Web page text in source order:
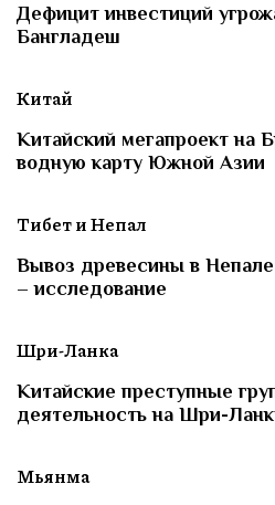
Дефицит инвестиций
Бангладеш
Китай
Китайский мегапроект на
водную карту Южной Азии
Тибет и Непал
Вывоз древесины в
– исследование
Шри-Ланка
Китайские преступные
деятельность на Шри-
Мьянма